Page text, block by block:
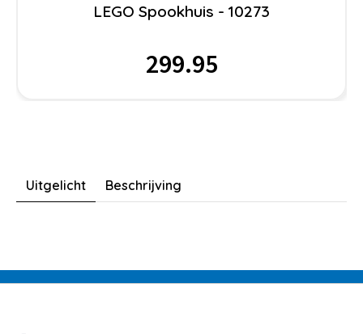
LEGO Spookhuis - 10273
299.95
Uitgelicht Beschrijving